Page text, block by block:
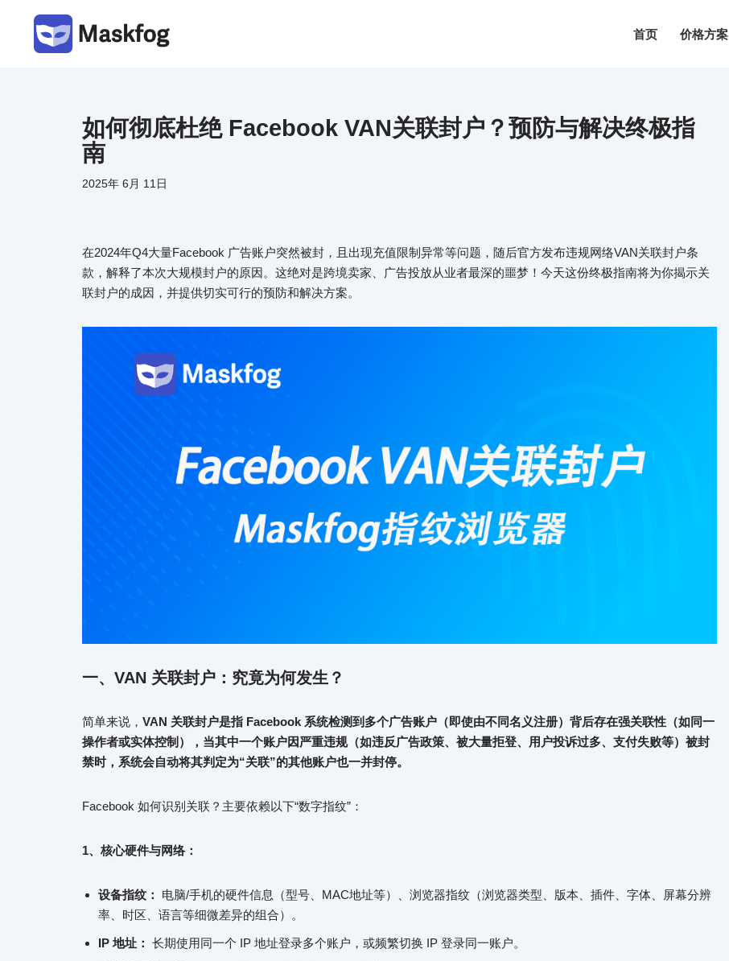
首页 价格方案
如何彻底杜绝 Facebook VAN关联封户？预防与解决终极指
南
2025年 6月 11日
在2024年Q4大量Facebook 广告账户突然被封，且出现充值限制异常等问题，随后官方发布违规网络VAN关联封户条
款，解释了本次大规模封户的原因。这绝对是跨境卖家、广告投放从业者最深的噩梦！今天这份终极指南将为你揭示关
联封户的成因，并提供切实可行的预防和解决方案。
一、VAN 关联封户：究竟为何发生？
简单来说， VAN 关联封户是指 Facebook 系统检测到多个广告账户（即使由不同名义注册）背后存在强关联性（如同一
操作者或实体控制），当其中一个账户因严重违规（如违反广告政策、被大量拒登、用户投诉过多、支付失败等）被封
禁时，系统会自动将其判定为“关联”的其他账户也一并封停。
Facebook 如何识别关联？主要依赖以下“数字指纹”：
1、核心硬件与网络：
设备指纹：
电脑/手机的硬件信息（型号、MAC地址等）、浏览器指纹（浏览器类型、版本、插件、字体、屏幕分辨
率、时区、语言等细微差异的组合）。
IP 地址： 长期使用同一个 IP 地址登录多个账户，或频繁切换 IP 登录同一账户。